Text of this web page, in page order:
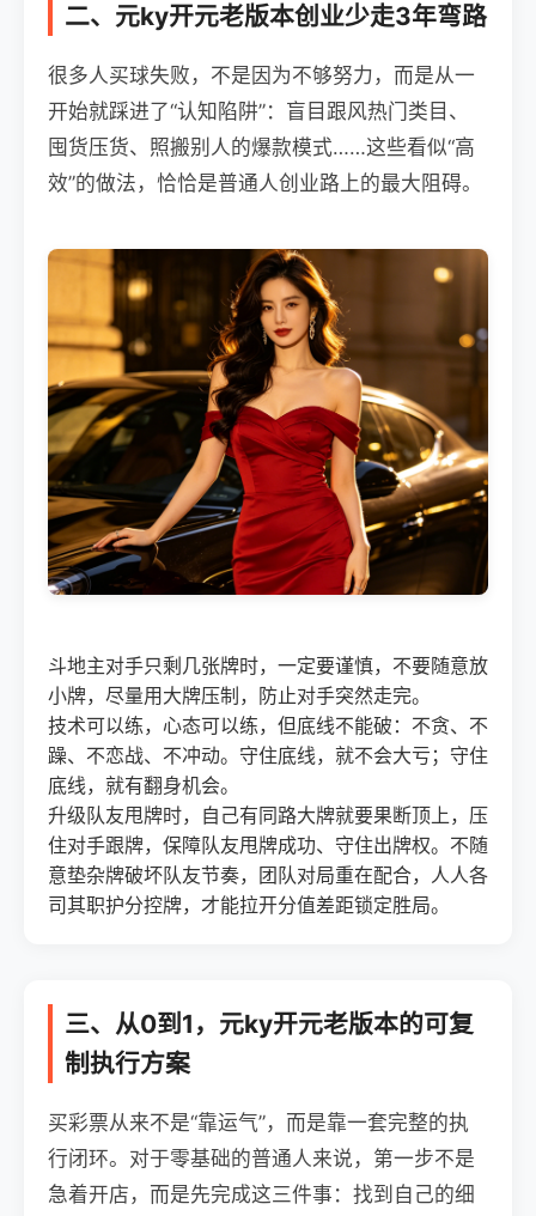
二、元ky开元老版本创业少走3年弯路
很多人买球失败，不是因为不够努力，而是从一
开始就踩进了“认知陷阱”：盲目跟风热门类目、
囤货压货、照搬别人的爆款模式……这些看似“高
效”的做法，恰恰是普通人创业路上的最大阻碍。
斗地主对手只剩几张牌时，一定要谨慎，不要随意放
小牌，尽量用大牌压制，防止对手突然走完。
技术可以练，心态可以练，但底线不能破：不贪、不
躁、不恋战、不冲动。守住底线，就不会大亏；守住
底线，就有翻身机会。
升级队友甩牌时，自己有同路大牌就要果断顶上，压
住对手跟牌，保障队友甩牌成功、守住出牌权。不随
意垫杂牌破坏队友节奏，团队对局重在配合，人人各
司其职护分控牌，才能拉开分值差距锁定胜局。
三、从0到1，元ky开元老版本的可复
制执行方案
买彩票从来不是“靠运气”，而是靠一套完整的执
行闭环。对于零基础的普通人来说，第一步不是
急着开店，而是先完成这三件事：找到自己的细